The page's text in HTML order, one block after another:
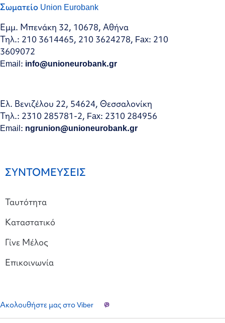
Σωματείο Union Eurobank
Εμμ. Μπενάκη 32, 10678, Αθήνα
Τηλ.: 210 3614465, 210 3624278, Fax: 210
3609072
Email: info@unioneurobank.gr
Ελ. Βενιζέλου 22, 54624, Θεσσαλονίκη
Τηλ.: 2310 285781-2, Fax: 2310 284956
Email: ngrunion@unioneurobank.gr
ΣΥΝΤΟΜΕΥΣΕΙΣ
Ταυτότητα
Καταστατικό
Γίνε Μέλος
Επικοινωνία
Ακολουθήστε μας στο Viber